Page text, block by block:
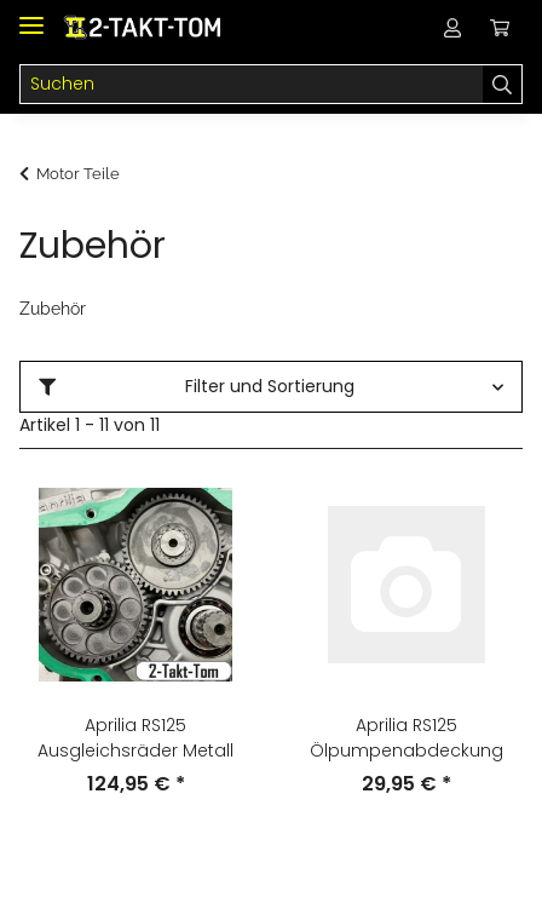
Motor Teile
Zubehör
Zubehör
Filter und Sortierung
Artikel 1 - 11 von 11
Aprilia RS125
Ausgleichsräder Metall
124,95 € *
Aprilia RS125
Ölpumpenabdeckung
29,95 € *